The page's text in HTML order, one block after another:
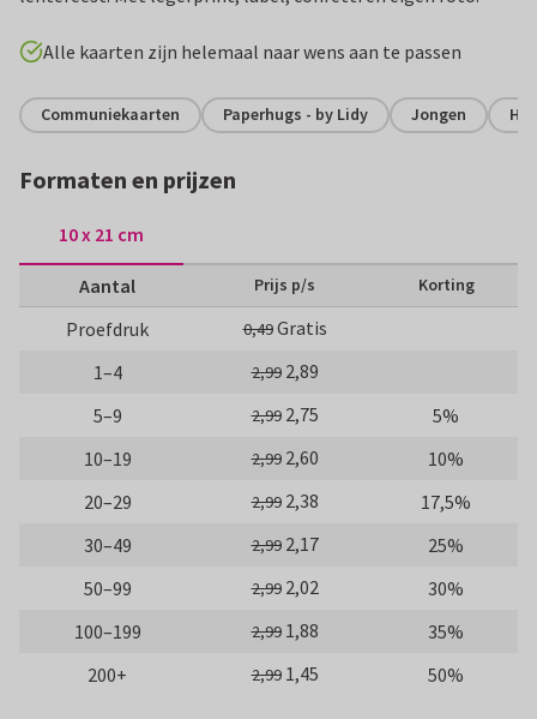
Alle kaarten zijn helemaal naar wens aan te passen
Communiekaarten Paperhugs - by Lidy Jongen
Formaten en prijzen
10 x 21 cm
Aantal Prijs p/s Korting
Proefdruk 0,49Gratis
1–4
2,99 2,89
5–9
2,99 2,75
5%
10–19
2,99 2,60
10%
20–29
2,99 2,38
17,5%
30–49
2,99 2,17
25%
50–99
2,99 2,02
30%
100–199
2,99 1,88
35%
200+
2,99 1,45 50%